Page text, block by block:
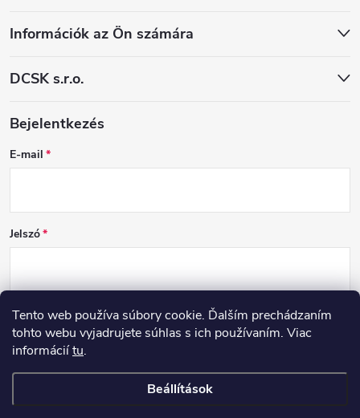
Tento web používa súbory cookie. Ďalším prechádzaním
tohto webu vyjadrujete súhlas s ich používaním. Viac
informáciítu.
Beállítások
Információk az Ön számára
DCSK s.r.o.
Bejelentkezés
E-mail
Jelszó
BEJELENTKEZÉS